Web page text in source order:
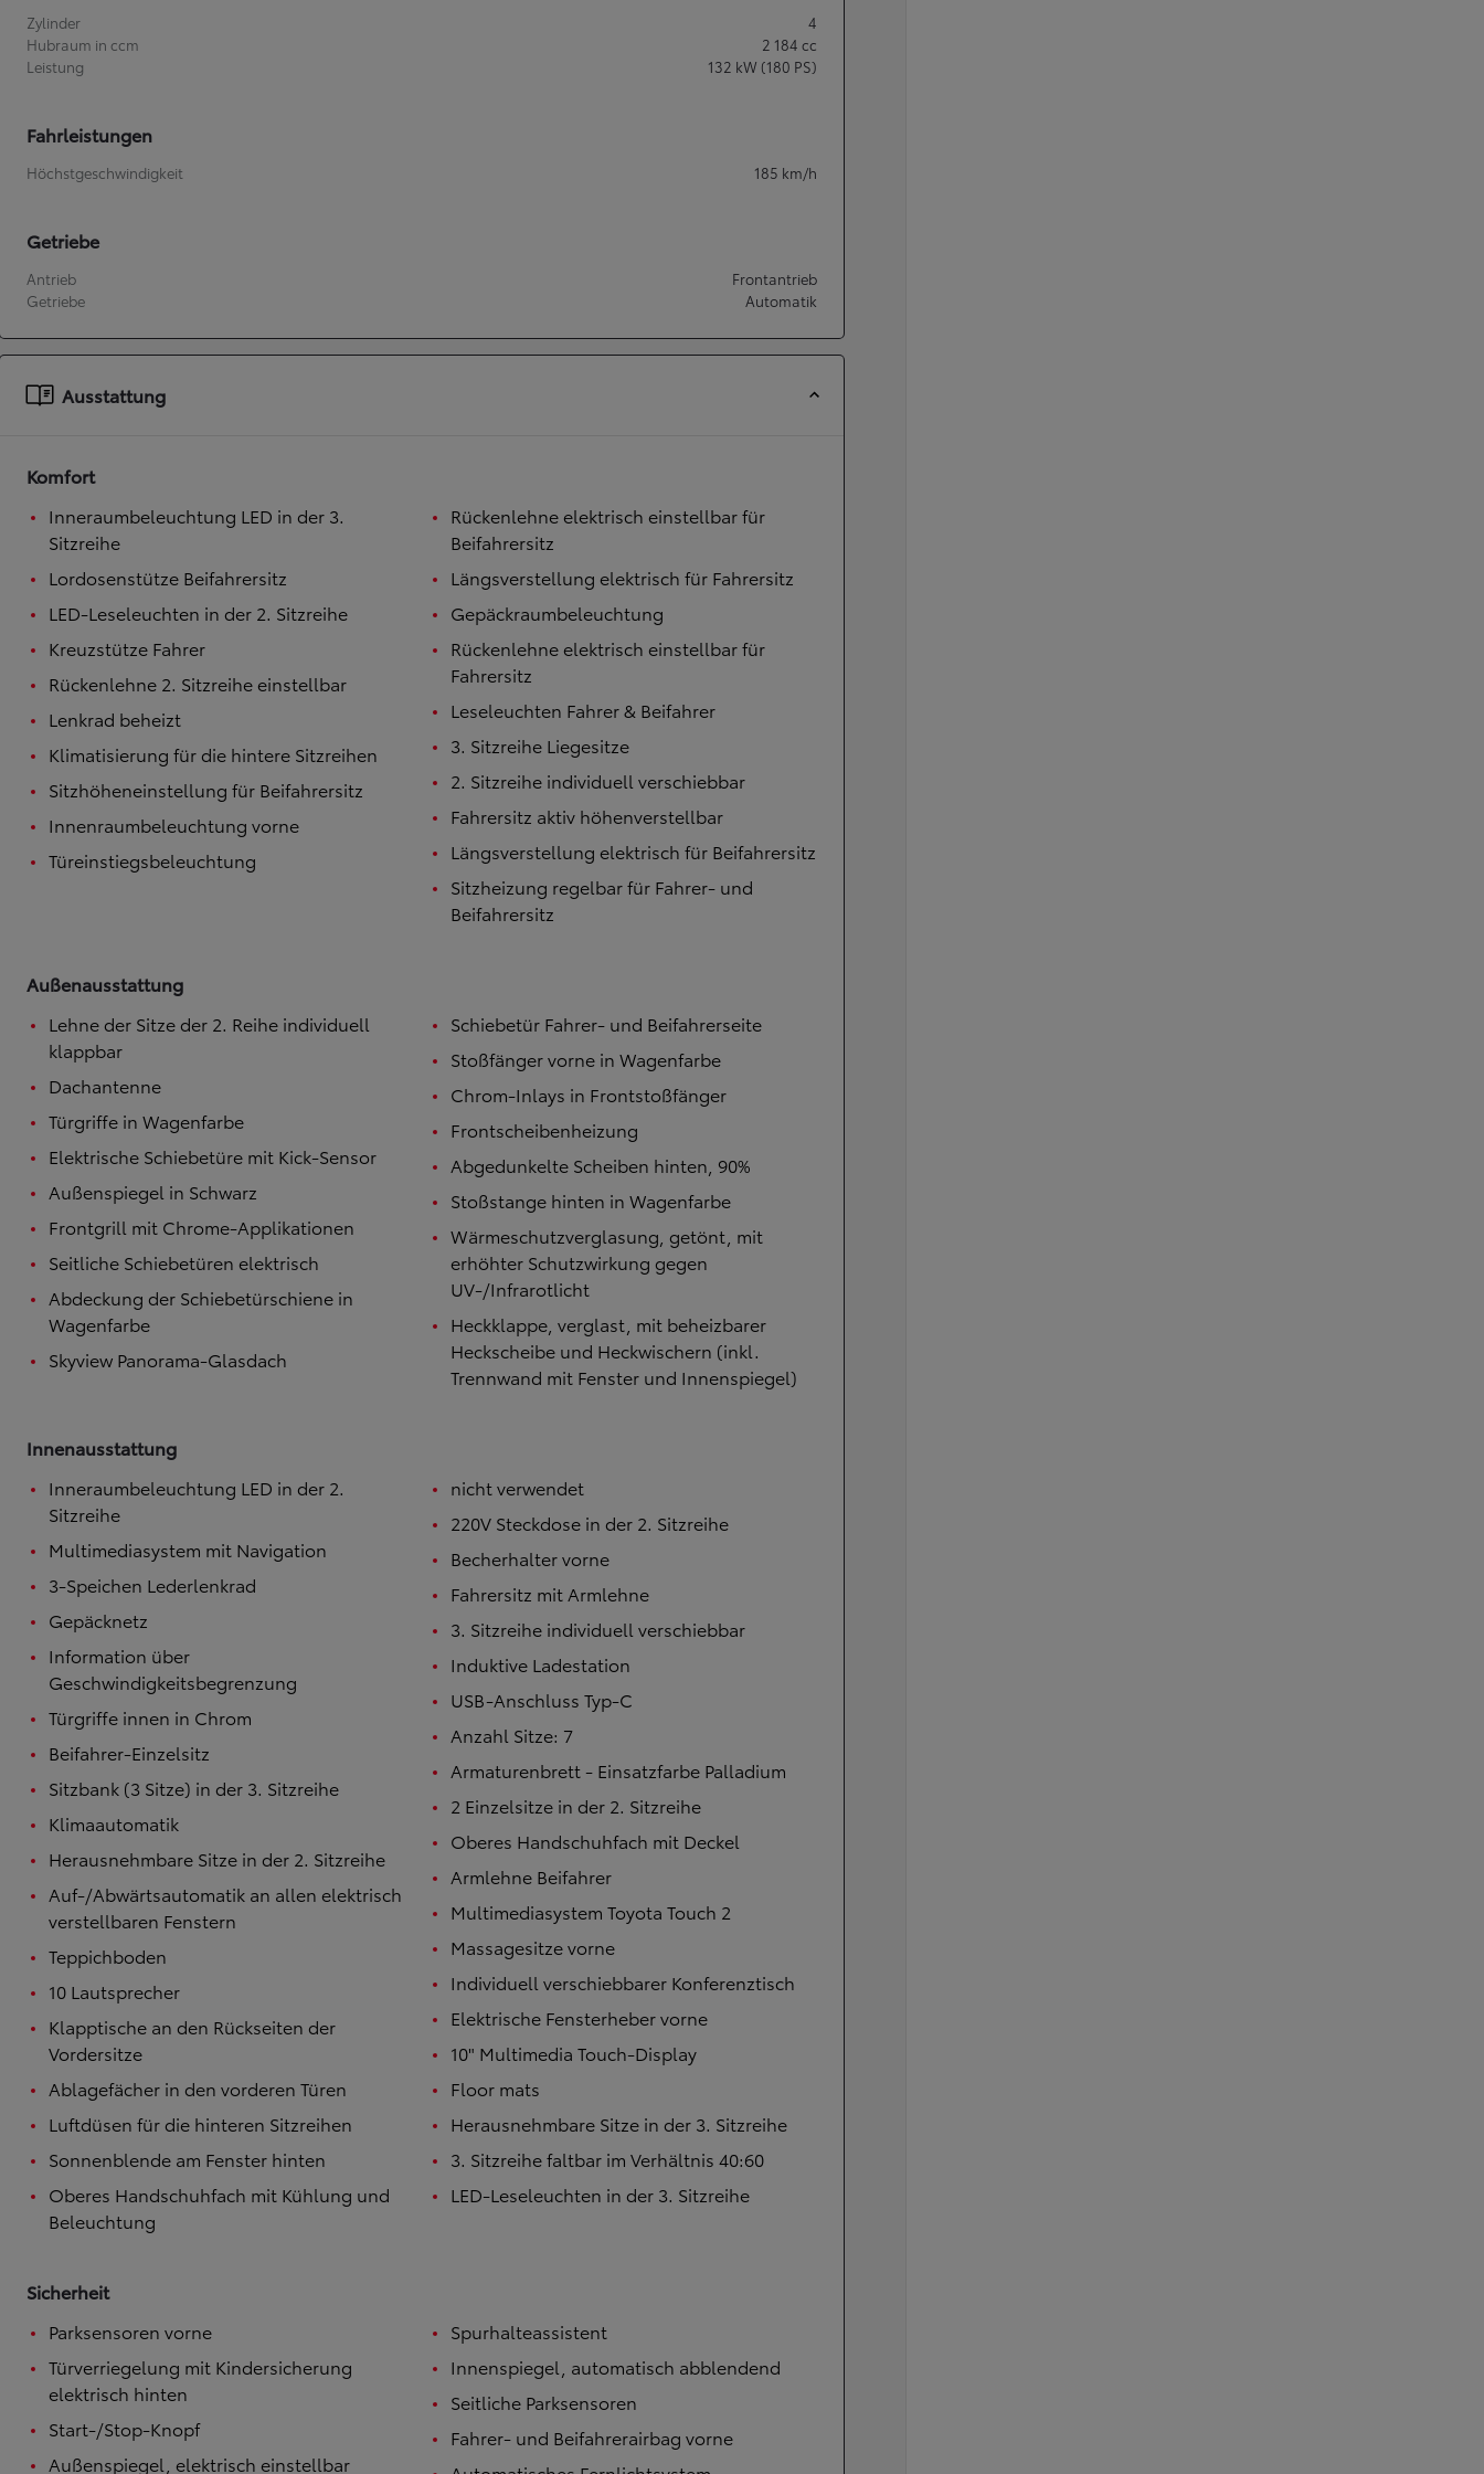
Ab
bZ4X
Ab
Hilux
VOLLELEKTRISCH & MILD-HYBRID
Der neue GR GT
BENZIN
Zylinder
4
Hubraum in ccm
2 184 cc
Leistung
132 kW (180 PS)
Fahrleistungen
Höchstgeschwindigkeit 185 km/h
Getriebe
Antrieb
Frontantrieb
Getriebe
Automatik
Ausstattung
Komfort
Inneraumbeleuchtung LED in der 3.
Sitzreihe
Lordosenstütze Beifahrersitz
LED-Leseleuchten in der 2. Sitzreihe
Kreuzstütze Fahrer
Rückenlehne 2. Sitzreihe einstellbar
Lenkrad beheizt
Klimatisierung für die hintere Sitzreihen
Sitzhöheneinstellung für Beifahrersitz
Innenraumbeleuchtung vorne
Türeinstiegsbeleuchtung
Rückenlehne elektrisch einstellbar für
Beifahrersitz
Längsverstellung elektrisch für Fahrersitz
Gepäckraumbeleuchtung
Rückenlehne elektrisch einstellbar für
Fahrersitz
Leseleuchten Fahrer & Beifahrer
3. Sitzreihe Liegesitze
2. Sitzreihe individuell verschiebbar
Fahrersitz aktiv höhenverstellbar
Längsverstellung elektrisch für Beifahrersitz
Sitzheizung regelbar für Fahrer- und
Beifahrersitz
Außenausstattung
Lehne der Sitze der 2. Reihe individuell
klappbar
Dachantenne
Türgriffe in Wagenfarbe
Elektrische Schiebetüre mit Kick-Sensor
Außenspiegel in Schwarz
Frontgrill mit Chrome-Applikationen
Seitliche Schiebetüren elektrisch
Abdeckung der Schiebetürschiene in
Wagenfarbe
Skyview Panorama-Glasdach
Schiebetür Fahrer- und Beifahrerseite
Stoßfänger vorne in Wagenfarbe
Chrom-Inlays in Frontstoßfänger
Frontscheibenheizung
Abgedunkelte Scheiben hinten, 90%
Stoßstange hinten in Wagenfarbe
Wärmeschutzverglasung, getönt, mit
erhöhter Schutzwirkung gegen
UV-/Infrarotlicht
Heckklappe, verglast, mit beheizbarer
Heckscheibe und Heckwischern (inkl.
Trennwand mit Fenster und Innenspiegel)
Innenausstattung
Inneraumbeleuchtung LED in der 2.
Sitzreihe
Multimediasystem mit Navigation
3-Speichen Lederlenkrad
Gepäcknetz
Information über
Geschwindigkeitsbegrenzung
Türgriffe innen in Chrom
Beifahrer-Einzelsitz
Sitzbank (3 Sitze) in der 3. Sitzreihe
Klimaautomatik
Herausnehmbare Sitze in der 2. Sitzreihe
Auf-/Abwärtsautomatik an allen elektrisch
verstellbaren Fenstern
Teppichboden
10 Lautsprecher
Klapptische an den Rückseiten der
Vordersitze
Ablagefächer in den vorderen Türen
Luftdüsen für die hinteren Sitzreihen
Sonnenblende am Fenster hinten
Oberes Handschuhfach mit Kühlung und
Beleuchtung
nicht verwendet
220V Steckdose in der 2. Sitzreihe
Becherhalter vorne
Fahrersitz mit Armlehne
3. Sitzreihe individuell verschiebbar
Induktive Ladestation
USB-Anschluss Typ-C
Anzahl Sitze: 7
Armaturenbrett - Einsatzfarbe Palladium
2 Einzelsitze in der 2. Sitzreihe
Oberes Handschuhfach mit Deckel
Armlehne Beifahrer
Multimediasystem Toyota Touch 2
Massagesitze vorne
Individuell verschiebbarer Konferenztisch
Elektrische Fensterheber vorne
10" Multimedia Touch-Display
Floor mats
Herausnehmbare Sitze in der 3. Sitzreihe
3. Sitzreihe faltbar im Verhältnis 40:60
LED-Leseleuchten in der 3. Sitzreihe
Sicherheit
Parksensoren vorne
Türverriegelung mit Kindersicherung
elektrisch hinten
Start-/Stop-Knopf
Außenspiegel, elektrisch einstellbar
Spurhalteassistent
Innenspiegel, automatisch abblendend
Seitliche Parksensoren
Fahrer- und Beifahrerairbag vorne